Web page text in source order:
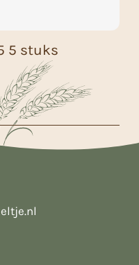
5 stuks